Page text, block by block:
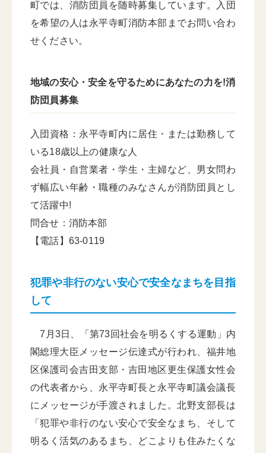
町では、消防団員を随時募集しています。入団
を希望の人は永平寺町消防本部までお問い合わ
せください。
地域の安心・安全を守るためにあなたの力を!消
防団員募集
入団資格：永平寺町内に居住・または勤務して
いる18歳以上の健康な人
会社員・自営業者・学生・主婦など、男女問わ
ず幅広い年齢・職種のみなさんが消防団員とし
て活躍中!
問合せ：消防本部
【電話】63-0119
犯罪や非行のない安心で安全なまちを目指
して
7月3日、「第73回社会を明るくする運動」内
閣総理大臣メッセージ伝達式が行われ、福井地
区保護司会吉田支部・吉田地区更生保護女性会
の代表者から、永平寺町長と永平寺町議会議長
にメッセージが手渡されました。北野支部長は
「犯罪や非行のない安心で安全なまち、そして
明るく活気のあるまち、どこよりも住みたくな